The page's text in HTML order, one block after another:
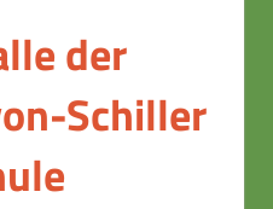
der
Schiller